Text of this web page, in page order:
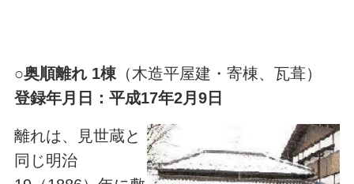
○奥順離れ 1棟（木造平屋建・寄棟、瓦葺）
登録年月日：平成17年2月9日
離れは、見世蔵と
同じ明治